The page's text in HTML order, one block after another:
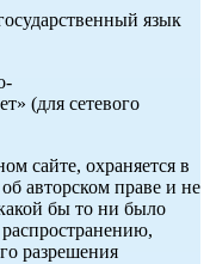
язык
(для сетевого
сайте, охраняется в
авторском праве и не
бы то ни было
разрешения